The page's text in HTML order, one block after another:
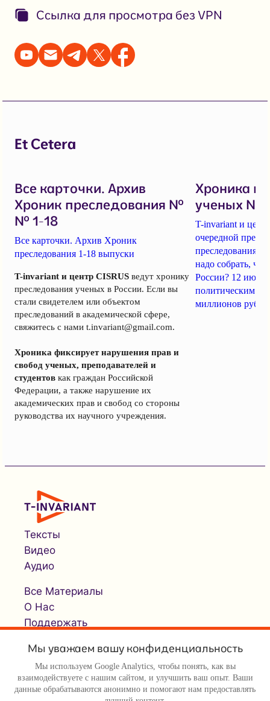
Ссылка для просмотра без VPN
Et Cetera
Все карточки. Архив
Хроник преследования №
№ 1-18
Все карточки. Архив Хроник
преследования 1-18 выпуски
T-invariant и центр CISRUS ведут хронику
преследования ученых в России. Если вы
стали свидетелем или объектом
преследований в академической сфере,
свяжитесь с нами t.invariant@gmail.com.
Хроника фиксирует нарушения прав и
свобод ученых, преподавателей и
студентов как граждан Российской
Федерации, а также нарушение их
академических прав и свобод со стороны
руководства их научного учреждения.
Хроника
ученых №
T-invariant и
очередной
преследования
надо собрать,
России? 12
политическим
миллионов
Тексты
Видео
Аудио
Все Материалы
О Нас
Поддержать
Мы уважаем вашу конфиденциальность
Мы используем Google Analytics, чтобы понять, как вы
взаимодействуете с нашим сайтом, и улучшить ваш опыт. Ваши
данные обрабатываются анонимно и помогают нам предоставлять